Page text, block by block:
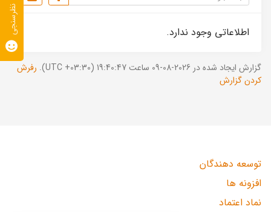
اطلاعاتی وجود ندارد.
گزارش ایجاد شده در 2026-08-09 ساعت 19:40:47 (UTC +03:30).
رفرش
کردن گزارش
توسعه دهندگان
افزونه ها
نماد اعتماد
نظرسنجی